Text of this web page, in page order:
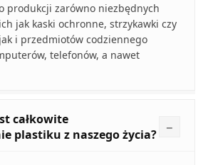
produkcji zarówno niezbędnych
jak kaski ochronne, strzykawki czy
i przedmiotów codziennego
telefonów, a nawet
całkowite
plastiku z naszego życia?